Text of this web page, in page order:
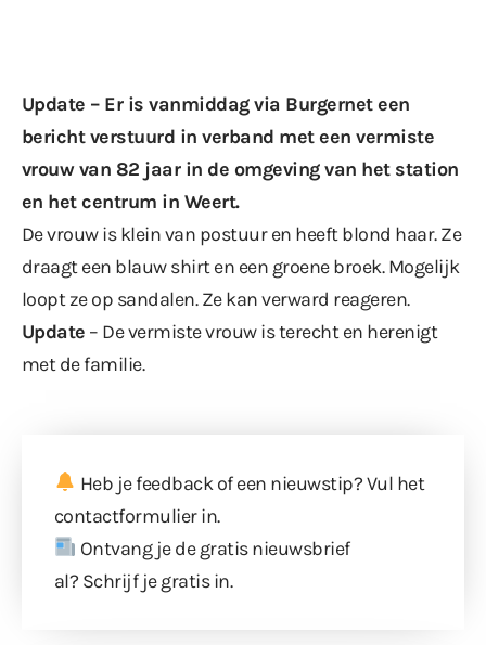
Update – Er is vanmiddag via Burgernet een
bericht verstuurd in verband met een vermiste
vrouw van 82 jaar in de omgeving van het station
en het centrum in Weert.
De vrouw is klein van postuur en heeft blond haar. Ze
draagt een blauw shirt en een groene broek. Mogelijk
loopt ze op sandalen. Ze kan verward reageren.
Update – De vermiste vrouw is terecht en herenigt
met de familie.
Heb je feedback of een nieuwstip? Vul het
contactformulierin.
Ontvang je de gratis nieuwsbrief
al? Schrijf je gratis in.